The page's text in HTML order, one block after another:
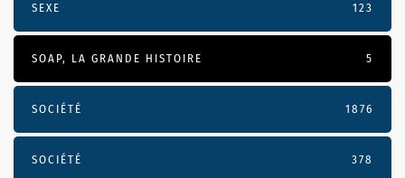
SEXE 123
SOAP, LA GRANDE HISTOIRE 5
SOCIÉTÉ 1876
SOCIÉTÉ 378